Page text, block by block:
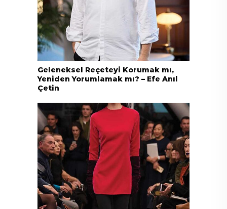
Geleneksel Reçeteyi Korumak mı,
Yeniden Yorumlamak mı? – Efe Anıl
Çetin